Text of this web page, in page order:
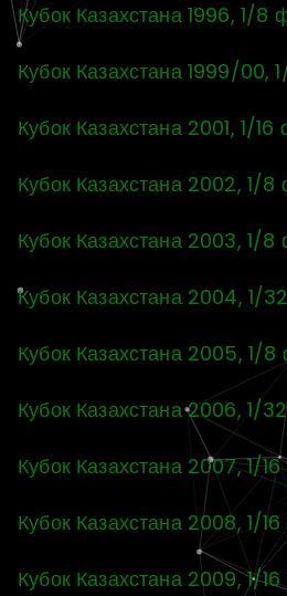
Кубок Казахстана 1996, 1/8
Кубок Казахстана 1999/00,
Кубок Казахстана 2001, 1/
Кубок Казахстана 2002, 1/
Кубок Казахстана 2003, 1/
Кубок Казахстана 2004, 1/
Кубок Казахстана 2005, 1/
Кубок Казахстана 2006, 1/
Кубок Казахстана 2007, 1/
Кубок Казахстана 2008, 1/
Кубок Казахстана 2009, 1/